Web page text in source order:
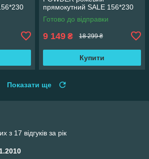
прямокутний SALE 156*230
см
Готово до відправки
9 149 ₴ 18 299 ₴
Купити
Показати ще
з 17 відгуків за рік